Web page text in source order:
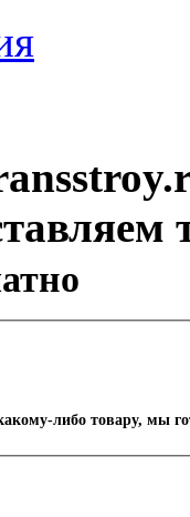
либо товару, мы